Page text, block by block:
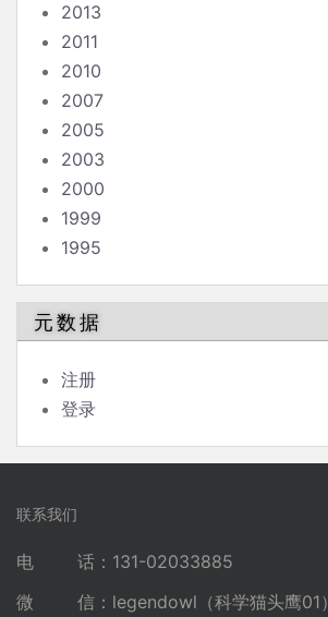
2013
2011
2010
2007
2005
2003
2000
1999
1995
元数据
注册
登录
联系我们
电 话：131-02033885
微 信：legendowl（科学猫头鹰01）